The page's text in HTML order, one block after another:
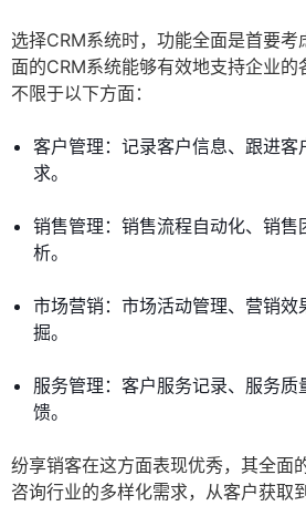
选择CRM系统时，功能全面是首要
面的CRM系统能够有效地支持企业的
不限于以下方面：
客户管理：记录客户信息、跟进客
求。
销售管理：销售流程自动化、销售
析。
市场营销：市场活动管理、营销效
掘。
服务管理：客户服务记录、服务质
馈。
纷享销客在这方面表现优秀，其全面
咨询行业的多样化需求，从客户获取